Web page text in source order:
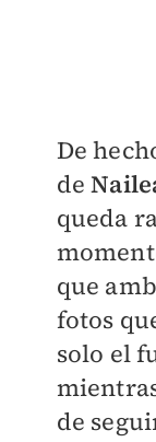
De
de
queda
que
fotos
solo el
de